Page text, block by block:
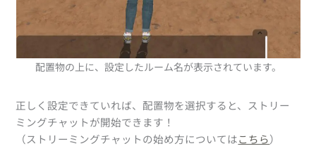
配置物の上に、設定したルーム名が表示されています。
正しく設定できていれば、配置物を選択すると、ストリー
ミングチャットが開始できます！
（ストリーミングチャットの始め方についてはこちら）